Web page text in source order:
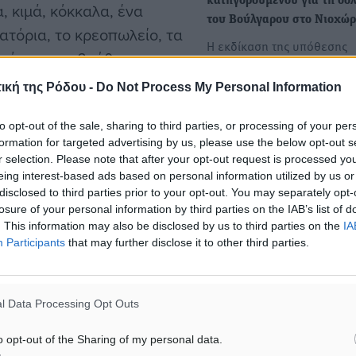
της Ρόδου - Do Not Process My Personal Information
opt-out of the sale, sharing to third parties, or processing of your
for targeted advertising by us, please use the below opt-out
selection. Please note that after your opt-out request is processed
interest-based ads based on personal information utilized by us
to third parties prior to your opt-out. You may separately
of your personal information by third parties on the IAB’s list of
This information may also be disclosed by us to third parties on the
Participants that may further disclose it to other third parties.
Data Processing Opt Outs
opt-out of the Sharing of my personal data.
κιμά, κόκκαλα, ένα
το κρεοπωλείο, τα
άφησαν αβοήθητο το
πείνα του ο Ράμπο
εύθυμα την ουρά του.
του.
σκύλοι
Παρόλα αυτά, ένα
δεν είναι άξιο
Ράμπο. Αυτά τα
γειτονιές,
Σε κάθε γωνιά, θα
κάτι. Βέβαια, πίσω
όχι και τόσο
του Βούλγαρου στο
Η εκδίκαση της υπόθεσης
τη Ρόδο το καλοκαίρι…
Στο Εφετείο Δωδεκανήσου
έφεση των Τούρκων για τα
ακίνητα στο Νιοχώρι
• Επανέρχεται στο
ζήτημα των «de facto»
απαλλοτριώσεων του